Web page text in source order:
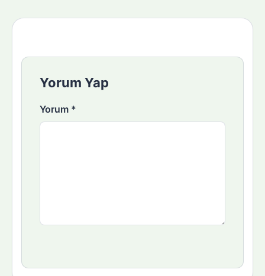
Yorum Yap
Yorum *